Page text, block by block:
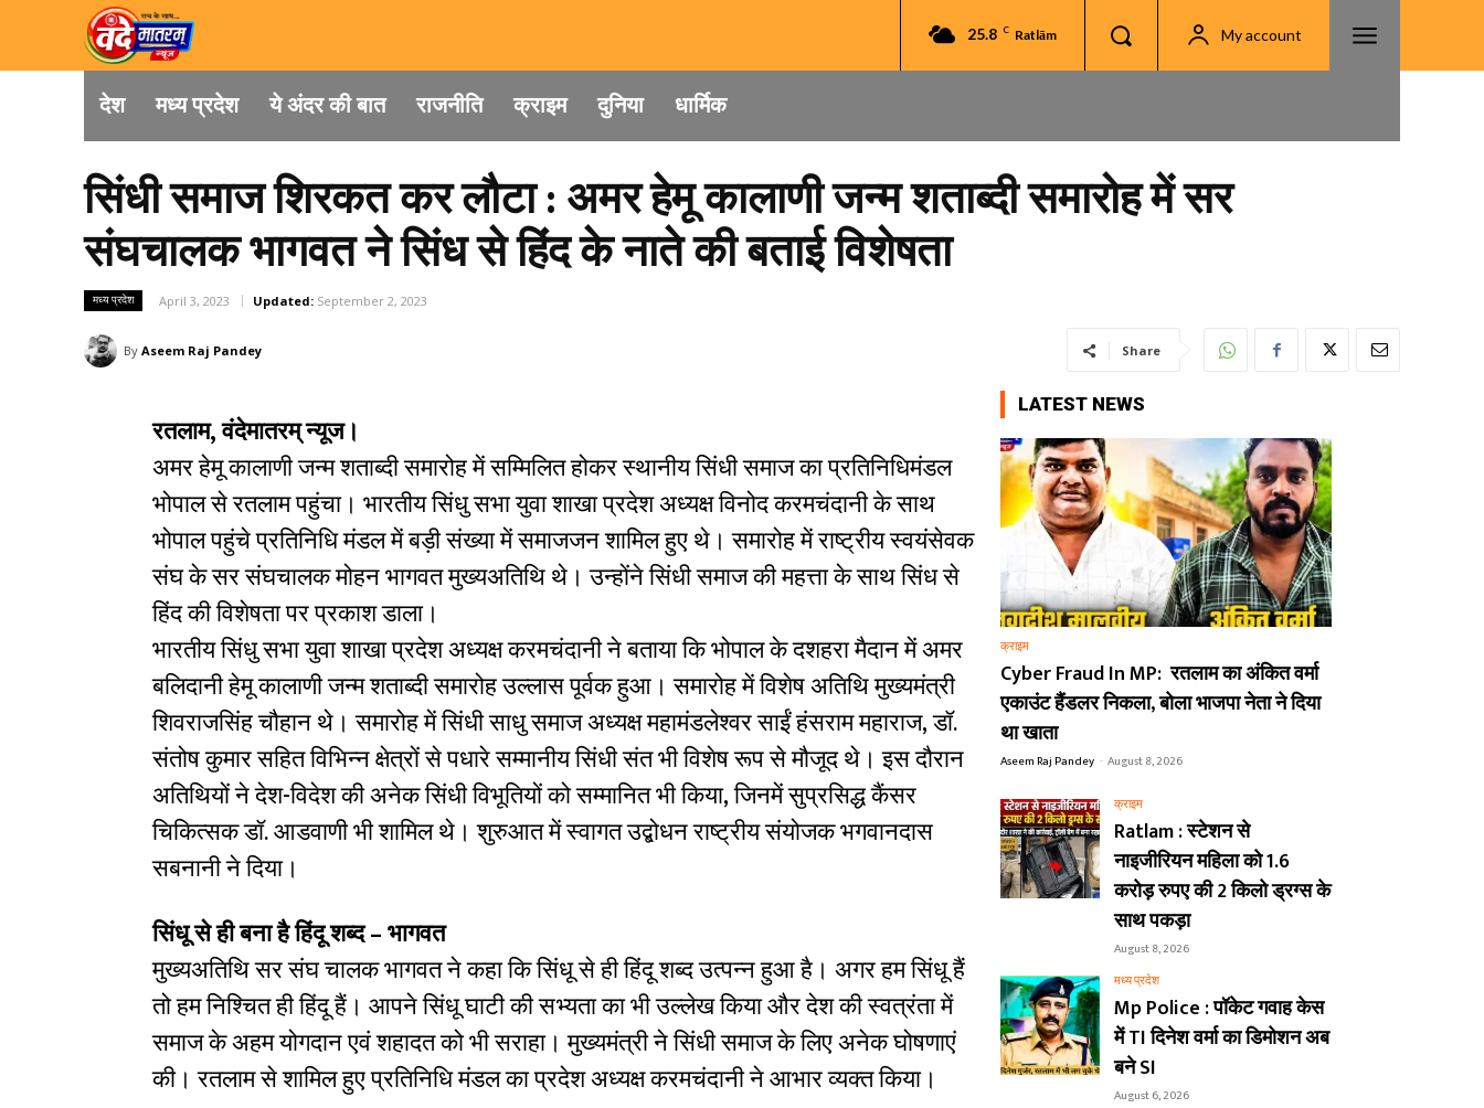
25.8 C Ratlām My account
देश मध्य प्रदेश ये अंदर की बात राजनीति क्राइम दुनिया धार्मिक
सिंधी समाज शिरकत कर लौटा : अमर हेमू कालाणी जन्म शताब्दी समारोह में सर
संघचालक भागवत ने सिंध से हिंद के नाते की बताई विशेषता
मध्य प्रदेश April 3, 2023 Updated: September 2, 2023
By Aseem Raj Pandey Share
रतलाम, वंदेमातरम् न्यूज।
अमर हेमू कालाणी जन्म शताब्दी समारोह में सम्मिलित होकर स्थानीय सिंधी समाज का प्रतिनिधिमंडल
भोपाल से रतलाम पहुंचा। भारतीय सिंधु सभा युवा शाखा प्रदेश अध्यक्ष विनोद करमचंदानी के साथ
भोपाल पहुंचे प्रतिनिधि मंडल में बड़ी संख्या में समाजजन शामिल हुए थे। समारोह में राष्ट्रीय स्वयंसेवक
संघ के सर संघचालक मोहन भागवत मुख्यअतिथि थे। उन्होंने सिंधी समाज की महत्ता के साथ सिंध से
हिंद की विशेषता पर प्रकाश डाला।
भारतीय सिंधु सभा युवा शाखा प्रदेश अध्यक्ष करमचंदानी ने बताया कि भोपाल के दशहरा मैदान में अमर
बलिदानी हेमू कालाणी जन्म शताब्दी समारोह उल्लास पूर्वक हुआ। समारोह में विशेष अतिथि मुख्यमंत्री
शिवराजसिंह चौहान थे। समारोह में सिंधी साधु समाज अध्यक्ष महामंडलेश्वर साईं हंसराम महाराज, डॉ.
संतोष कुमार सहित विभिन्न क्षेत्रों से पधारे सम्मानीय सिंधी संत भी विशेष रूप से मौजूद थे। इस दौरान
अतिथियों ने देश-विदेश की अनेक सिंधी विभूतियों को सम्मानित भी किया, जिनमें सुप्रसिद्ध कैंसर
चिकित्सक डॉ. आडवाणी भी शामिल थे। शुरुआत में स्वागत उद्बोधन राष्ट्रीय संयोजक भगवानदास
सबनानी ने दिया।
सिंधू से ही बना है हिंदू शब्द – भागवत
मुख्यअतिथि सर संघ चालक भागवत ने कहा कि सिंधू से ही हिंदू शब्द उत्पन्न हुआ है। अगर हम सिंधू हैं
तो हम निश्चित ही हिंदू हैं। आपने सिंधू घाटी की सभ्यता का भी उल्लेख किया और देश की स्वत्रंता में
समाज के अहम योगदान एवं शहादत को भी सराहा। मुख्यमंत्री ने सिंधी समाज के लिए अनेक घोषणाएं
की। रतलाम से शामिल हुए प्रतिनिधि मंडल का प्रदेश अध्यक्ष करमचंदानी ने आभार व्यक्त किया।
LATEST NEWS
क्राइम
Cyber Fraud In MP: रतलाम का अंकित वर्मा
एकाउंट हैंडलर निकला, बोला भाजपा नेता ने दिया
था खाता
Aseem Raj Pandey - August 8, 2026
क्राइम
Ratlam : स्टेशन से
नाइजीरियन महिला को 1.6
करोड़ रुपए की 2 किलो ड्रग्स के
साथ पकड़ा
August 8, 2026
मध्य प्रदेश
Mp Police : पॉकेट गवाह केस
में TI दिनेश वर्मा का डिमोशन अब
बने SI
August 6, 2026